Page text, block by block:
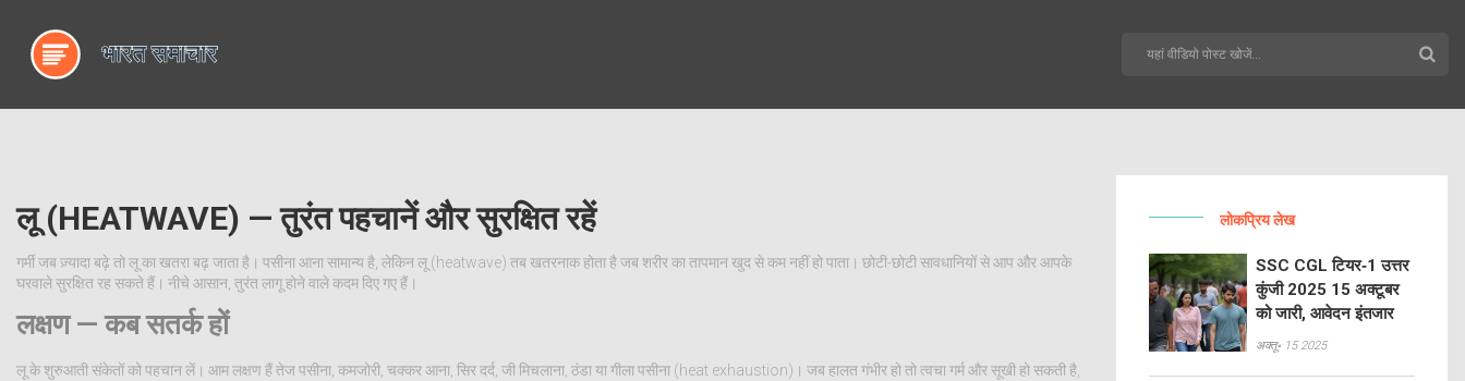
लू (HEATWAVE) — तुरंत पहचानें और सुरक्षित रहें
गर्मी जब ज़्यादा बढ़े तो लू का खतरा बढ़ जाता है। पसीना आना सामान्य है, लेकिन लू (heatwave) तब खतरनाक होता है जब शरीर का तापमान खुद से कम नहीं हो पाता। छोटी-छोटी सावधानियों से आप और आपके
घरवाले सुरक्षित रह सकते हैं। नीचे आसान, तुरंत लागू होने वाले कदम दिए गए हैं।
लक्षण — कब सतर्क हों
लू के शुरुआती संकेतों को पहचान लें। आम लक्षण हैं तेज पसीना, कमजोरी, चक्कर आना, सिर दर्द, जी मिचलाना, ठंडा या गीला पसीना (heat exhaustion)। जब हालत गंभीर हो तो त्वचा गर्म और सूखी हो सकती है,
लोकप्रिय लेख
SSC CGL टियर‑1 उत्तर
कुंजी 2025 15 अक्टूबर
को जारी, आवेदन इंतजार
अक्तू॰ 15 2025